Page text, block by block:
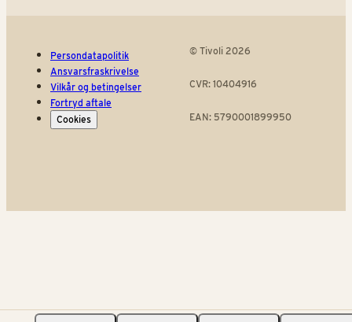
Persondatapolitik
Ansvarsfraskrivelse
Vilkår og betingelser
Fortryd aftale
Cookies
© Tivoli 2026
CVR: 10404916
EAN: 5790001899950